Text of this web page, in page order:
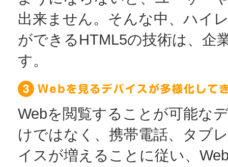
出来ません。そんな中、ハイ
ができるHTML5の技術は、企
す。
Webを閲覧することが可能な
けではなく、携帯電話、タブ
イスが増えることに従い、